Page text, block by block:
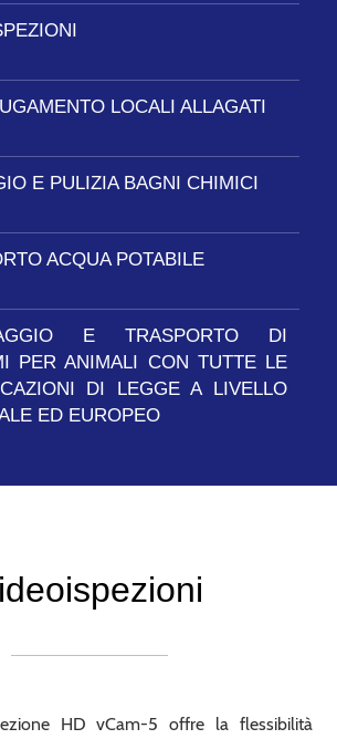
LOCALI ALLAGATI
E PULIZIA BAGNI CHIMICI
ACQUA POTABILE
E TRASPORTO DI
PER ANIMALI CON TUTTE LE
DI LEGGE A LIVELLO
ED EUROPEO
HD vCam-5 offre la flessibilità